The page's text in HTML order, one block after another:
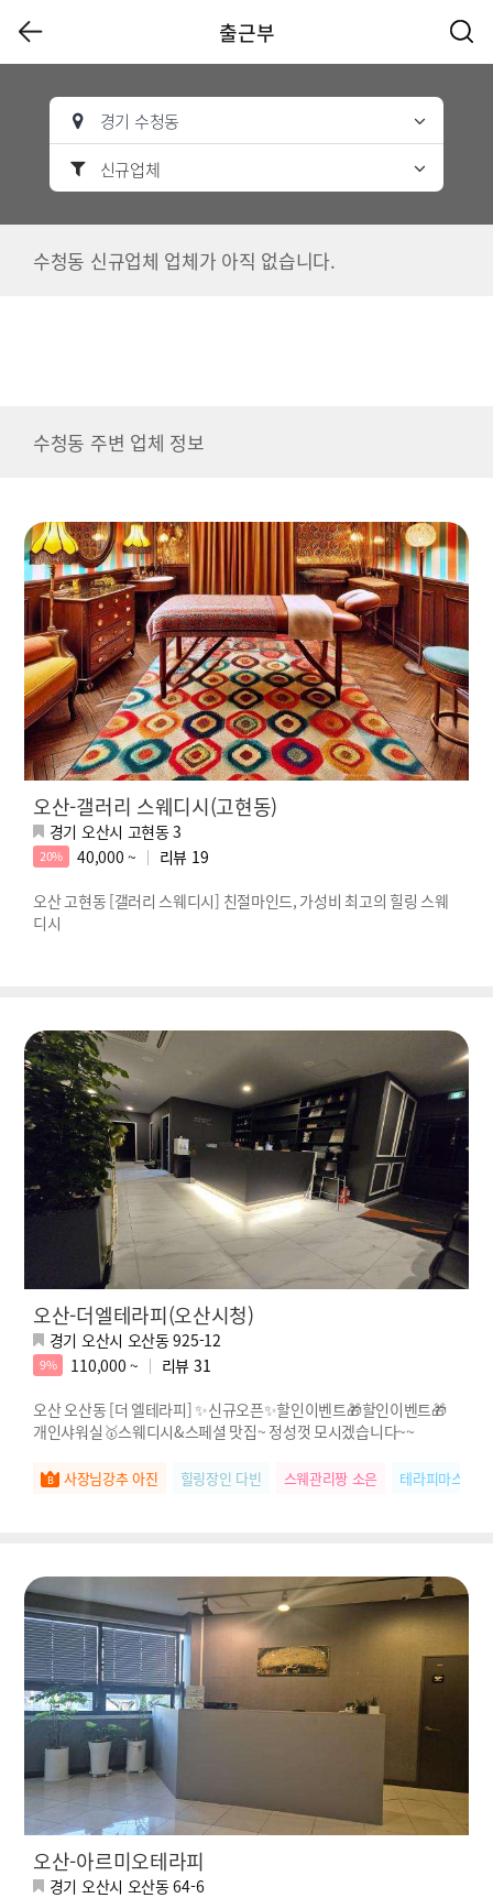
출근부
경기 수청동
신규업체
수청동 신규업체 업체가 아직 없습니다.
수청동 주변 업체 정보
오산-갤러리 스웨디시(고현동)
경기 오산시 고현동 3
20% 40,000 ~ 리뷰 19
오산 고현동 [갤러리 스웨디시] 친절마인드, 가성비 최고의 힐링 스웨
디시
오산-더엘테라피(오산시청)
경기 오산시 오산동 925-12
9% 110,000 ~ 리뷰 31
오산 오산동 [더 엘테라피] ✨신규오픈✨할인이벤트🎁할인이벤트🎁
개인샤워실🥇스웨디시&스페셜 맛집~ 정성껏 모시겠습니다~~
사장님강추 아진 힐링장인 다빈 스웨관리짱 소은 테라피마스터
오산-아르미오테라피
경기 오산시 오산동 64-6